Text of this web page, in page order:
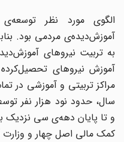
الگوی مورد نظر توسعه‌ی
آموزش‌دیده‌ی مردمی بود.
به تربیت نیروهای آموزش‌دیده
آموزش نیروهای تحصیل‌کرده
مراکز تربیتی و آموزشی در
سال، حدود نود هزار نفر
و تا پایان دهه‌ی سی نزدیک
کمک مالی اصل چهار و وزارت